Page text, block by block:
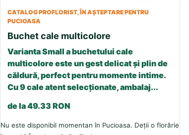
CATALOG PROFLORIST, ÎN AȘTEPTARE PENTRU
PUCIOASA
Buchet cale multicolore
Varianta Small a buchetului cale
multicolore este un gest delicat și plin de
căldură, perfect pentru momente intime.
Cu 9 cale atent selecționate, ambalaj...
de la 49.33 RON
Nu este disponibil momentan în Pucioasa. Deții o florărie